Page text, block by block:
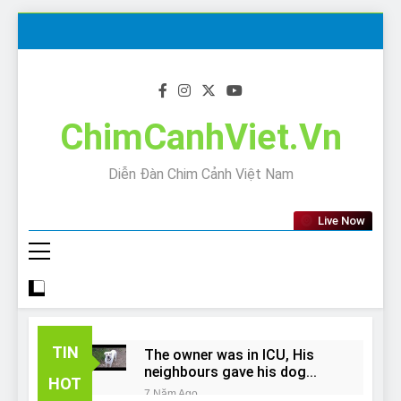
ChimCanhViet.Vn
Diễn Đàn Chim Cảnh Việt Nam
Live Now
TIN
HOT
The owner was in ICU, His
neighbours gave his dog
away!
7 Năm Ago